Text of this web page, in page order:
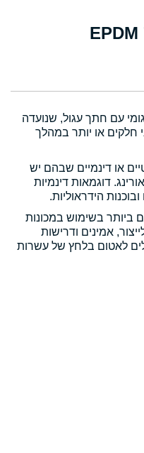
עם חתך עגול, שנועדה
חלקים או יותר במהלך
או דינמיים שבהם יש
דוגמאות דינמיות
הידראוליות.
ביותר בשימוש במכונות
אמינים ודרישות
לאטום בלחץ של עשרות